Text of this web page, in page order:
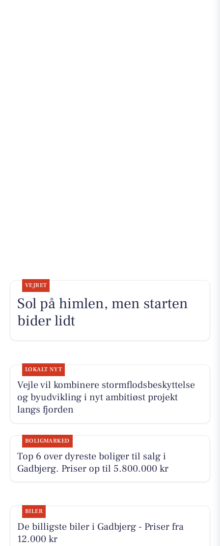
VEJRET
Sol på himlen, men starten
bider lidt
LOKALT NYT
Vejle vil kombinere stormflodsbeskyttelse
og byudvikling i nyt ambitiøst projekt
langs fjorden
BOLIGMARKED
Top 6 over dyreste boliger til salg i
Gadbjerg. Priser op til 5.800.000 kr
BILER
De billigste biler i Gadbjerg - Priser fra
12.000 kr